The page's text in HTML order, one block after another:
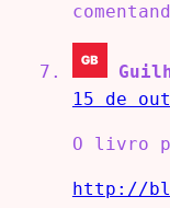
15 de
O livro
http://